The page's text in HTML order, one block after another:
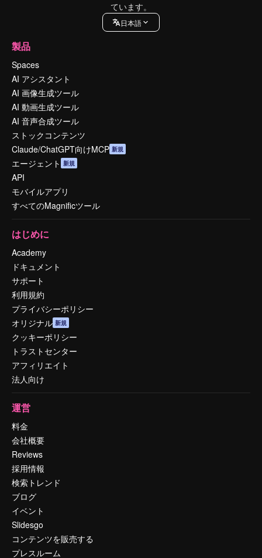
ています。
日本語
製品
Spaces
AI アシスタント
AI 画像生成ツール
AI 動画生成ツール
AI 音声合成ツール
ストックコンテンツ
Claude/ChatGPT向けMCP 新規
エージェント 新規
API
モバイルアプリ
すべてのMagnificツール
はじめに
Academy
ドキュメント
サポート
利用規約
プライバシーポリシー
オリジナル 新規
クッキーポリシー
トラストセンター
アフィリエイト
法人向け
運営
料金
会社概要
Reviews
採用情報
検索トレンド
ブログ
イベント
Slidesgo
コンテンツを販売する
プレスルーム